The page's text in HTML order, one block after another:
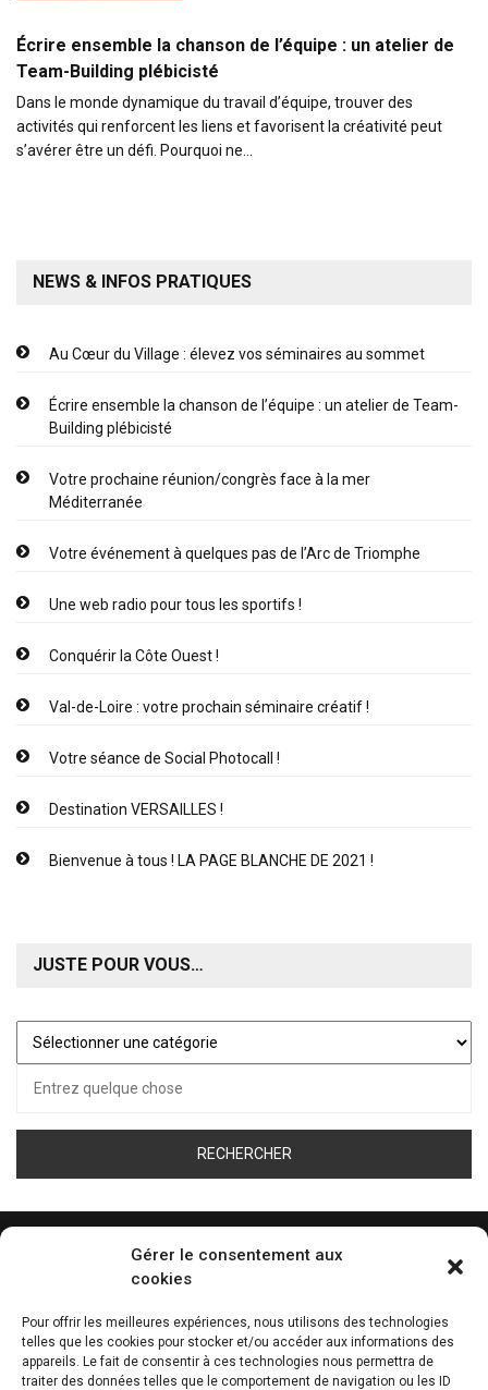
Gérer le consentement aux
cookies
Pour offrir les meilleures expériences, nous utilisons des technologies
telles que les cookies pour stocker et/ou accéder aux informations des
appareils. Le fait de consentir à ces technologies nous permettra de
traiter des données telles que le comportement de navigation ou les ID
Écrire ensemble la chanson de l’équipe : un atelier de
Team-Building plébicisté
Dans le monde dynamique du travail d’équipe, trouver des
activités qui renforcent les liens et favorisent la créativité peut
s’avérer être un défi. Pourquoi ne…
NEWS & INFOS PRATIQUES
Au Cœur du Village : élevez vos séminaires au sommet
Écrire ensemble la chanson de l’équipe : un atelier de Team-
Building plébicisté
Votre prochaine réunion/congrès face à la mer
Méditerranée
Votre événement à quelques pas de l’Arc de Triomphe
Une web radio pour tous les sportifs !
Conquérir la Côte Ouest !
Val-de-Loire : votre prochain séminaire créatif !
Votre séance de Social Photocall !
Destination VERSAILLES !
Bienvenue à tous ! LA PAGE BLANCHE DE 2021 !
JUSTE POUR VOUS…
pour
pour :
ÉCOUTEZ LA WEB RADIO DE TOUS LES SPORT
0:00